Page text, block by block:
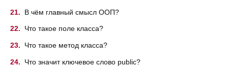
В чём главный смысл ООП?
Что такое поле класса?
Что такое метод класса?
Что значит ключевое слово public?